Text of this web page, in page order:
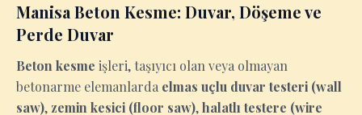
Manisa Beton Kesme: Duvar, Döşeme ve
Perde Duvar
Beton kesme işleri, taşıyıcı olan veya olmayan
betonarme elemanlarda elmas uçlu duvar testeri (wall
saw), zemin kesici (floor saw),halatlı testere (wire